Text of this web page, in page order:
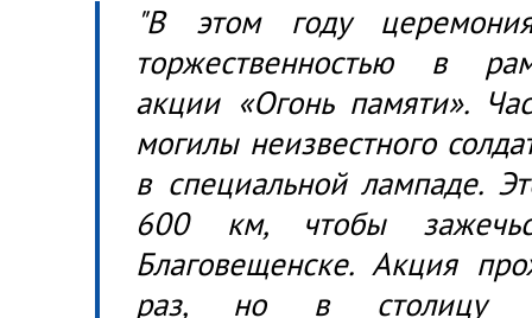
"В этом году
торжественностью в
акции «Огонь памяти».
могилы неизвестного
в специальной лампаде.
600 км, чтобы
Благовещенске. Акция
раз, но в столицу